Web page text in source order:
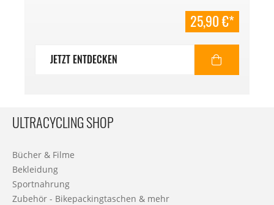
25,90 €*
JETZT ENTDECKEN
ULTRACYCLING SHOP
Bücher & Filme
Bekleidung
Sportnahrung
Zubehör - Bikepackingtaschen & mehr